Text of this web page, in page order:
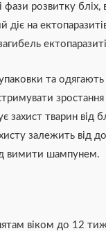
фази розвитку
на
та
тварин від
залежить від
вимити шампунем.
віком до 12